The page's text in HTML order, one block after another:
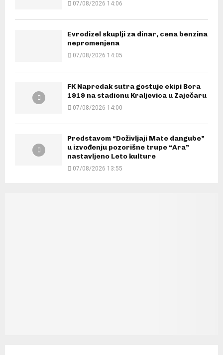
07/08/2026 14:06
Evrodizel skuplji za dinar, cena benzina
nepromenjena
07/08/2026 14:05
FK Napredak sutra gostuje ekipi Bora
1919 na stadionu Kraljevica u Zaječaru
07/08/2026 14:00
Predstavom “Doživljaji Mate dangube”
u izvođenju pozorišne trupe “Ara”
nastavljeno Leto kulture
07/08/2026 13:55